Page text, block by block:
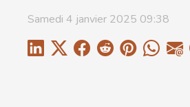
Samedi 4 janvier 2025 09:38